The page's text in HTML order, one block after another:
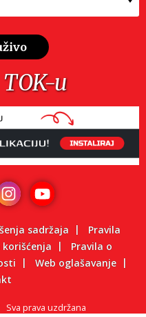
u
sadržaja
Pravila
korišćenja
Pravila o
Web oglašavanje
Sva prava uzdržana